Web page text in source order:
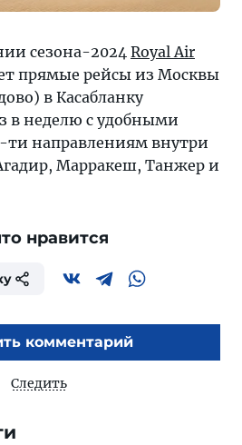
сезона-2024 Royal Air
прямые рейсы из Москвы
в Касабланку
в неделю с удобными
ти направлениям внутри
Марракеш, Танжер и
нравится
комментарий
Следить